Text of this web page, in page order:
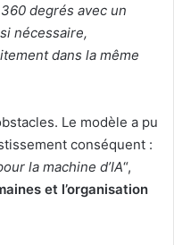
degrés avec un
nécessaire,
dans la même
Le modèle a pu
conséquent :
la machine d’IA“,
et l’organisation